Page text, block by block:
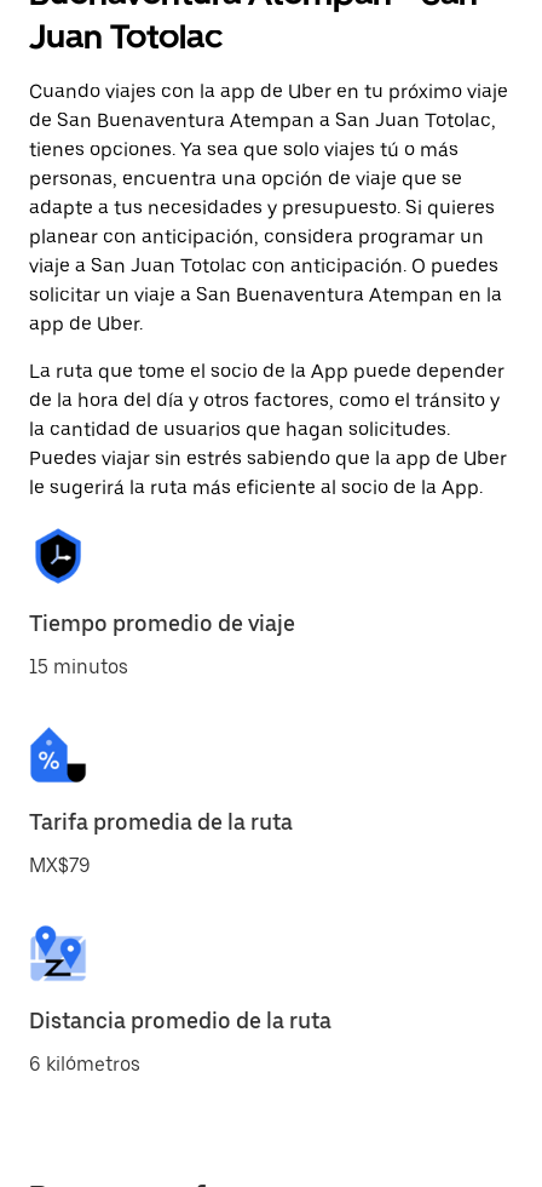
Juan Totolac
Cuando viajes con la app de Uber en tu próximo viaje
de San Buenaventura Atempan a San Juan Totolac,
tienes opciones. Ya sea que solo viajes tú o más
personas, encuentra una opción de viaje que se
adapte a tus necesidades y presupuesto. Si quieres
planear con anticipación, considera programar un
viaje a San Juan Totolac con anticipación. O puedes
solicitar un viaje a San Buenaventura Atempan en la
app de Uber.
La ruta que tome el socio de la App puede depender
de la hora del día y otros factores, como el tránsito y
la cantidad de usuarios que hagan solicitudes.
Puedes viajar sin estrés sabiendo que la app de Uber
le sugerirá la ruta más eficiente al socio de la App.
Tiempo promedio de viaje
15 minutos
Tarifa promedia de la ruta
MX$79
Distancia promedio de la ruta
6 kilómetros